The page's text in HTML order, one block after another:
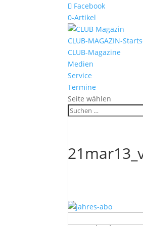
Facebook
0-Artikel
CLUB-MAGAZIN-
CLUB-Magazine
Medien
Service
Termine
Seite wählen